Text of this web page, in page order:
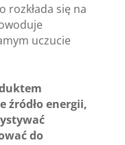
rozkłada się na
uczucie
źródło energii,
do